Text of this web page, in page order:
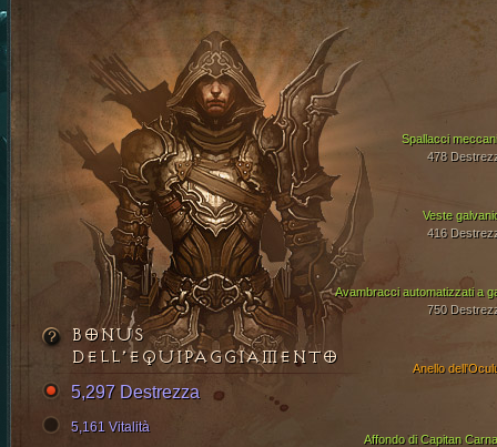
Veste
416
Avambracci automatizzati a
750
Spallacci
478
Affondo di Capitan
Anello
BONUS
DELL’EQUIPAGGIAMENTO
5,297 Destrezza
5,161 Vitalità